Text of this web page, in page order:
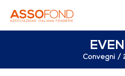
Convegni